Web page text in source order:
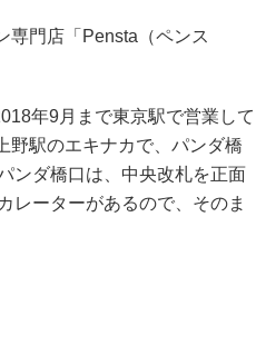
門店「Pensta（ペンス
年9月まで東京駅で営業して
野駅のエキナカで、パンダ橋
ンダ橋口は、中央改札を正面
レーターがあるので、そのま